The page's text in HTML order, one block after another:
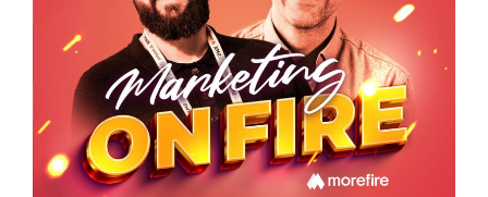
Newsletter
Kontakt